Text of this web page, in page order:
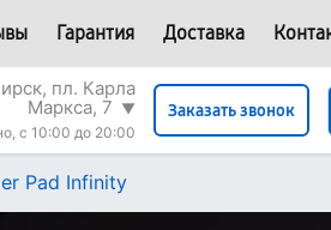
Гарантия Доставка
пл. Карла
Маркса, 7 ▼
с 10:00 до 20:00
Заказать звонок
Pad Infinity